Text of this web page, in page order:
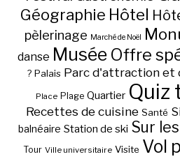
Géographie Hôtel
pèlerinage Marché de Noël
danse Musée Offre
? Palais Parc d'attraction et
Place Plage Quartier Quiz
Recettes de cuisine Santé
balnéaire Station de ski Sur
Tour Ville universitaire Visite Vol